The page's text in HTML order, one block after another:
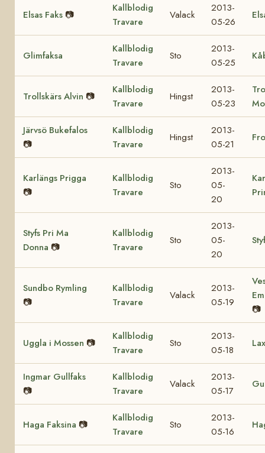
Elsas Faks 📷
Kallblodig
Travare
Valack
2013-
05-26
Glimfaksa
Kallblodig
Travare
Sto
2013-
05-25
Trollskärs Alvin 📷
Kallblodig
Travare
Hingst
2013-
05-23
Järvsö Bukefalos
📷
Kallblodig
Travare
Hingst
2013-
05-21
Karlängs Prigga
📷
Kallblodig
Travare
Sto
2013-
05-
20
Styfs Pri Ma
Donna 📷
Kallblodig
Travare
Sto
2013-
05-
20
Sundbo Rymling
📷
Kallblodig
Travare
Valack
2013-
05-19
📷
Uggla i Mossen 📷
Kallblodig
Travare
Sto
2013-
05-18
Ingmar Gullfaks
📷
Kallblodig
Travare
Valack
2013-
05-17
Haga Faksina 📷
Kallblodig
Travare
Sto
2013-
05-16